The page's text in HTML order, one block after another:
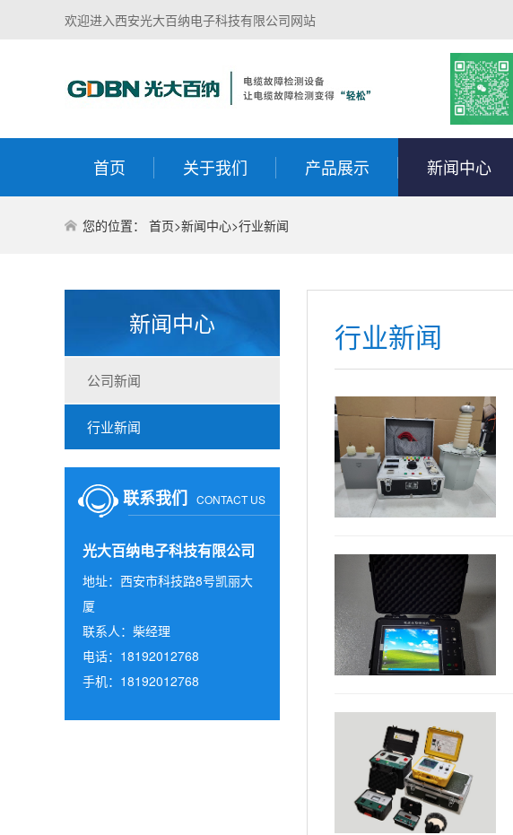
欢迎进入西安光大百纳电子科技有限公司网站
首页 关于我们 产品展示 新闻中心
您的位置： 首页>新闻中心>行业新闻
新闻中心
公司新闻
行业新闻
联系我们 CONTACT US
光大百纳电子科技有限公司
地址：西安市科技路8号凯丽大
厦
联系人：柴经理
电话：18192012768
手机：18192012768
行业新闻